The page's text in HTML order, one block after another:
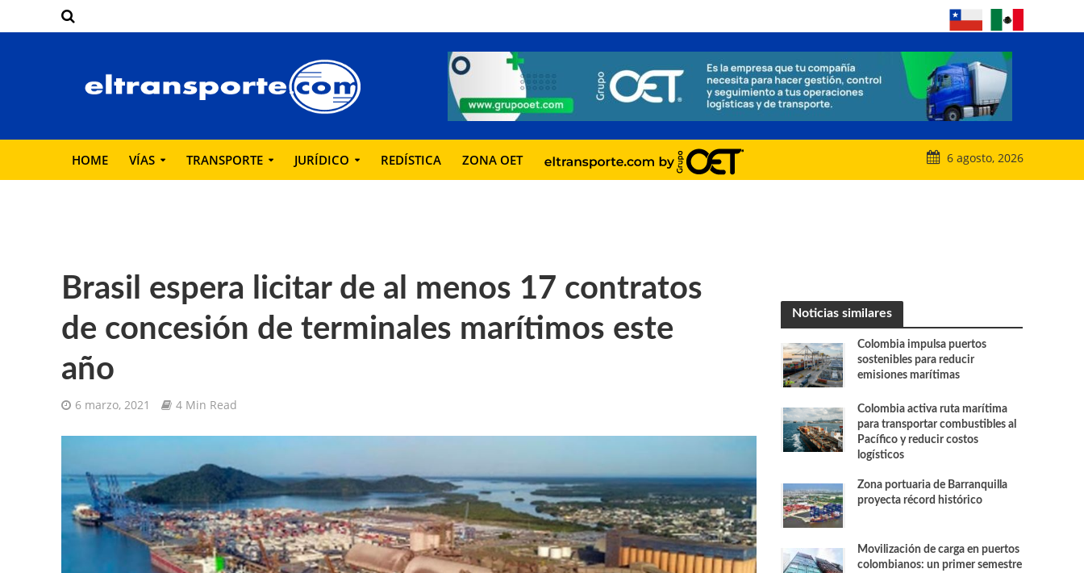
HOME VÍAS TRANSPORTE JURÍDICO REDÍSTICA ZONA OET 6 agosto, 2026
Brasil espera licitar de al menos 17 contratos
de concesión de terminales marítimos este
año
6 marzo, 2021 4 Min Read
Noticias similares
Colombia impulsa puertos
sostenibles para reducir
emisiones marítimas
Colombia activa ruta marítima
para transportar combustibles al
Pacífico y reducir costos
logísticos
Zona portuaria de Barranquilla
proyecta récord histórico
Movilización de carga en puertos
colombianos: un primer semestre